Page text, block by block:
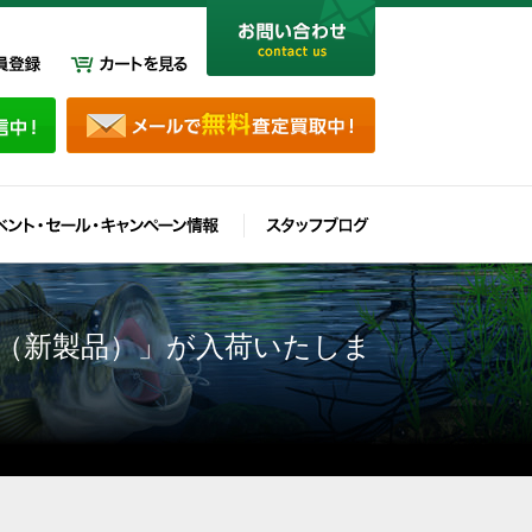
新製品）」が入荷いたしま